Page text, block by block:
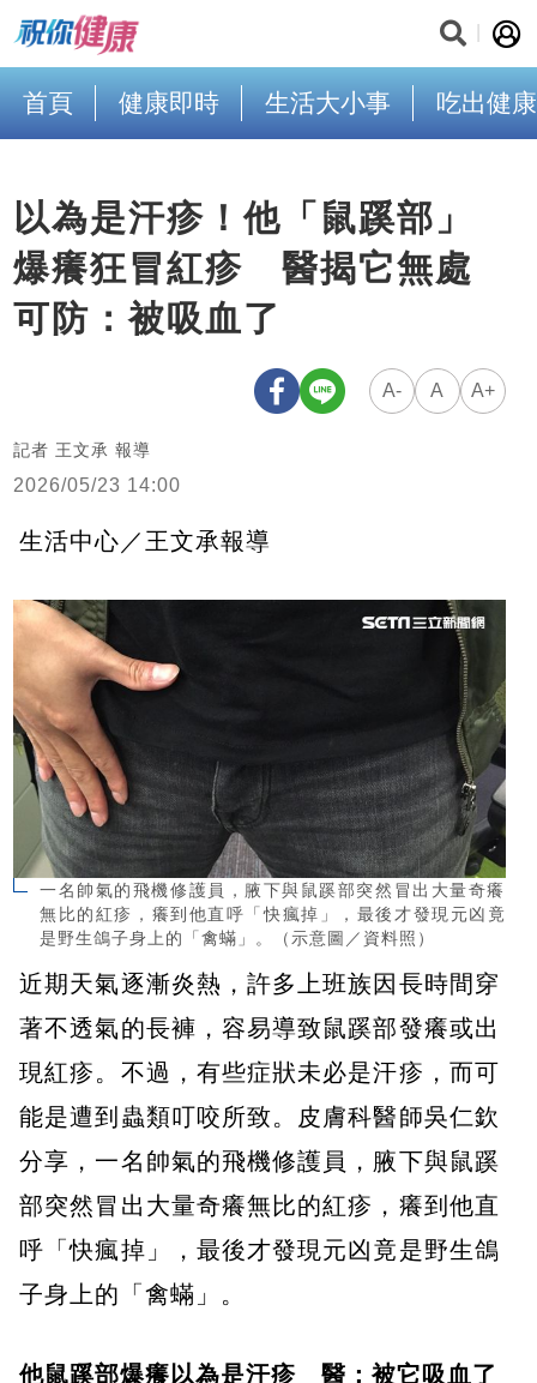
首頁 健康即時 生活大小事 吃出健康
以為是汗疹！他「鼠蹊部」
爆癢狂冒紅疹 醫揭它無處
可防：被吸血了
A- A A+
記者 王文承 報導
2026/05/23 14:00
生活中心／王文承報導
一名帥氣的飛機修護員，腋下與鼠蹊部突然冒出大量奇癢
無比的紅疹，癢到他直呼「快瘋掉」，最後才發現元凶竟
是野生鴿子身上的「禽蟎」。（示意圖／資料照）
近期天氣逐漸炎熱，許多上班族因長時間穿
著不透氣的長褲，容易導致鼠蹊部發癢或出
現紅疹。不過，有些症狀未必是汗疹，而可
能是遭到蟲類叮咬所致。皮膚科醫師吳仁欽
分享，一名帥氣的飛機修護員，腋下與鼠蹊
部突然冒出大量奇癢無比的紅疹，癢到他直
呼「快瘋掉」，最後才發現元凶竟是野生鴿
子身上的「禽蟎」。
他鼠蹊部爆癢以為是汗疹 醫：被它吸血了